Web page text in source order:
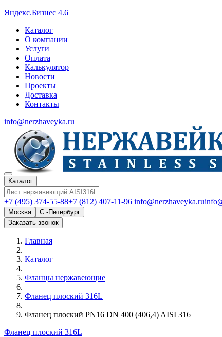
Яндекс.Бизнес 4.6
Каталог
О компании
Услуги
Оплата
Калькулятор
Новости
Проекты
Доставка
Контакты
info@nerzhaveyka.ru
Каталог
+7 (495) 374-55-88+7 (812) 407-11-96 info@nerzhaveyka.ru
Москва
С.-Петербург
Заказать звонок
Главная
Каталог
Фланцы нержавеющие
Фланец плоский 316L
Фланец плоский PN16 DN 400 (406,4) AISI 316
Фланец плоский 316L